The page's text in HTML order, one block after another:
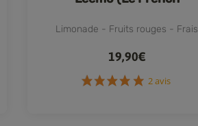
Limonade - Fruits rouges - Frais
19,90€